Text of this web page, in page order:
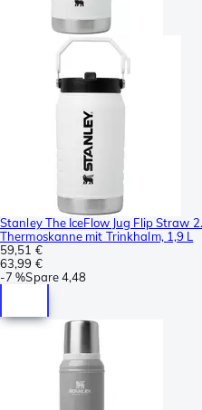
Stanley The IceFlow Jug Flip Straw
Thermoskanne mit Trinkhalm, 1,9 L
59,51 €
63,99 €
-7 %Spare4,48